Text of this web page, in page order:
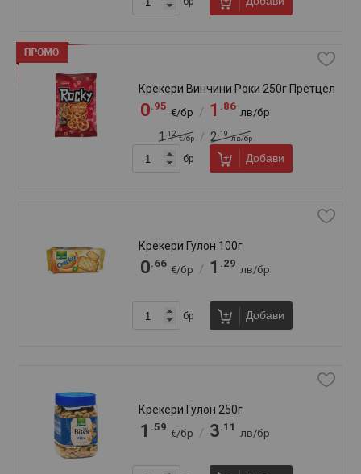
0.77
€/бр 1.51
.87
бр Добави
фъстъчено масло
0.74
€/бр / 1 .45
лв/бр
бр Добави
продукт(а)
FAQ